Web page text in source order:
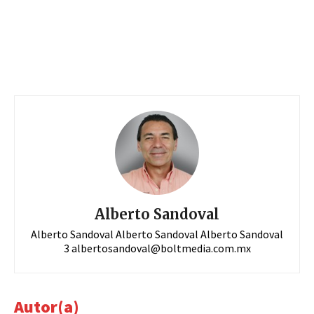
Alberto Sandoval
Alberto Sandoval Alberto Sandoval Alberto Sandoval
3 albertosandoval@boltmedia.com.mx
Autor(a)